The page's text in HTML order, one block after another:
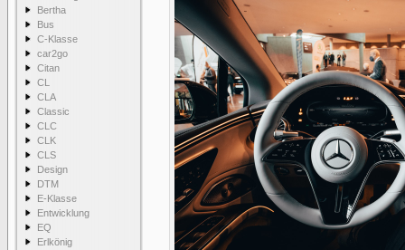
Bertha
Bus
C-Klasse
car2go
Citan
CL
CLA
Classic
CLC
CLK
CLS
Design
DTM
E-Klasse
Entwicklung
EQ
Erlkönig